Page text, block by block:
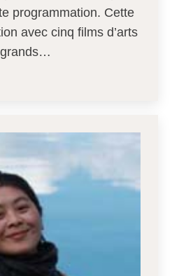
programmation. Cette
avec cinq films d’arts